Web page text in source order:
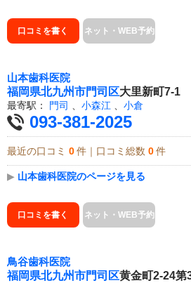
口コミを書く ネット・WEB予約
山本歯科医院
福岡県北九州市門司区大里新町7-1
最寄駅： 門司 、 小森江 、 小倉
093-381-2025
最近の口コミ 0 件｜口コミ総数 0 件
▶ 山本歯科医院のページを見る
口コミを書く ネット・WEB予約
鳥谷歯科医院
福岡県北九州市門司区黄金町2-24第